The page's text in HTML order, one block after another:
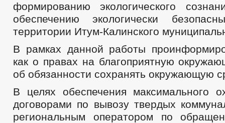
формированию экологического
обеспечению экологически
территории Итум-Калинского
В рамках данной работы
как о правах на благоприятную
об обязанности сохранять окружающую
В целях обеспечения максимального
договорами по вывозу твердых
региональным оператором по